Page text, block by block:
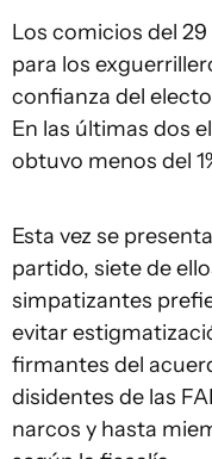
Los comicios del
para los
confianza del
En las últimas dos
obtuvo menos del
Esta vez se
partido, siete de
simpatizantes
evitar
firmantes del
disidentes de las
narcos y hasta